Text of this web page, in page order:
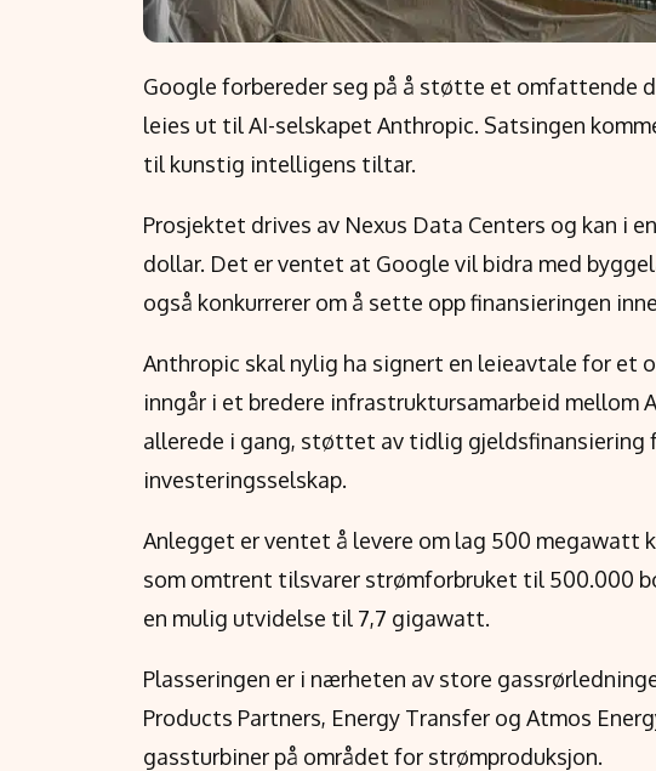
Google forbereder seg på å støtte et omfattende
leies ut til AI-selskapet Anthropic. Satsingen
til kunstig intelligens tiltar.
Prosjektet drives av Nexus Data Centers og kan i
dollar. Det er ventet at Google vil bidra med
også konkurrerer om å sette opp finansieringen
Anthropic skal nylig ha signert en leieavtale for et
inngår i et bredere infrastruktursamarbeid mellom
allerede i gang, støttet av tidlig gjeldsfinansiering
investeringsselskap.
Anlegget er ventet å levere om lag 500 megawatt
som omtrent tilsvarer strømforbruket til 500.000
en mulig utvidelse til 7,7 gigawatt.
Plasseringen er i nærheten av store
Products Partners, Energy Transfer og Atmos
gassturbiner på området for strømproduksjon.